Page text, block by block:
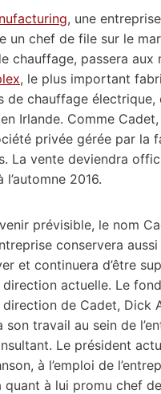
, une
un chef de file sur le
chauffage, passera aux
, le plus important
de chauffage
Irlande. Comme
privée gérée par la
La vente deviendra
l’automne 2016.
prévisible, le nom
conservera
et continuera d’être
actuelle. Le
de Cadet, Dick
son travail au sein de
Le président
à l’emploi de
quant à lui promu chef